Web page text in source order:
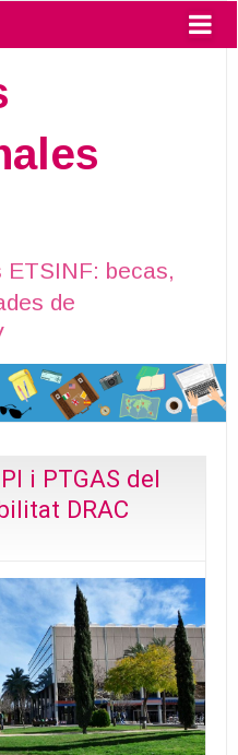
ETSINF: becas,
de
i PTGAS del
DRAC